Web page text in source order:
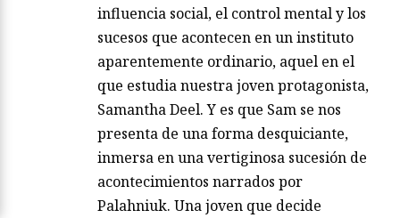
influencia social, el control mental y los
sucesos que acontecen en un instituto
aparentemente ordinario, aquel en el
que estudia nuestra joven protagonista,
Samantha Deel. Y es que Sam se nos
presenta de una forma desquiciante,
inmersa en una vertiginosa sucesión de
acontecimientos narrados por
Palahniuk. Una joven que decide